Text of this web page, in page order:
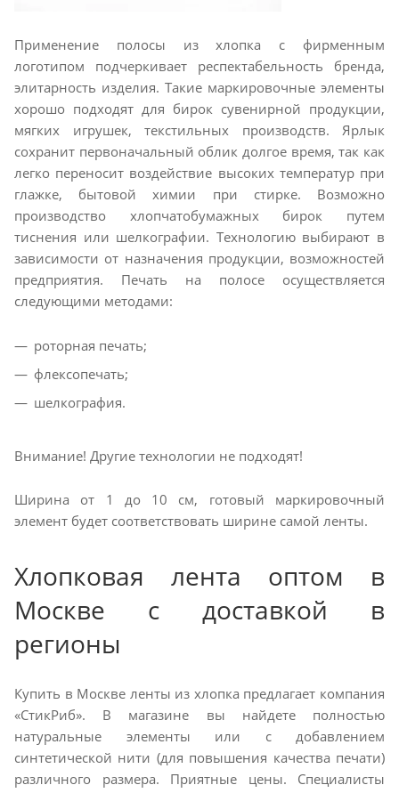
Применение полосы из хлопка с фирменным
логотипом подчеркивает респектабельность бренда,
элитарность изделия. Такие маркировочные элементы
хорошо подходят для бирок сувенирной продукции,
мягких игрушек, текстильных производств. Ярлык
сохранит первоначальный облик долгое время, так как
легко переносит воздействие высоких температур при
глажке, бытовой химии при стирке. Возможно
производство хлопчатобумажных бирок путем
тиснения или шелкографии. Технологию выбирают в
зависимости от назначения продукции, возможностей
предприятия. Печать на полосе осуществляется
следующими методами:
роторная печать;
флексопечать;
шелкография.
Внимание! Другие технологии не подходят!
Ширина от 1 до 10 см, готовый маркировочный
элемент будет соответствовать ширине самой ленты.
Хлопковая лента оптом в
Москве с доставкой в
регионы
Купить в Москве ленты из хлопка предлагает компания
«СтикРиб». В магазине вы найдете полностью
натуральные элементы или с добавлением
синтетической нити (для повышения качества печати)
различного размера. Приятные цены. Специалисты